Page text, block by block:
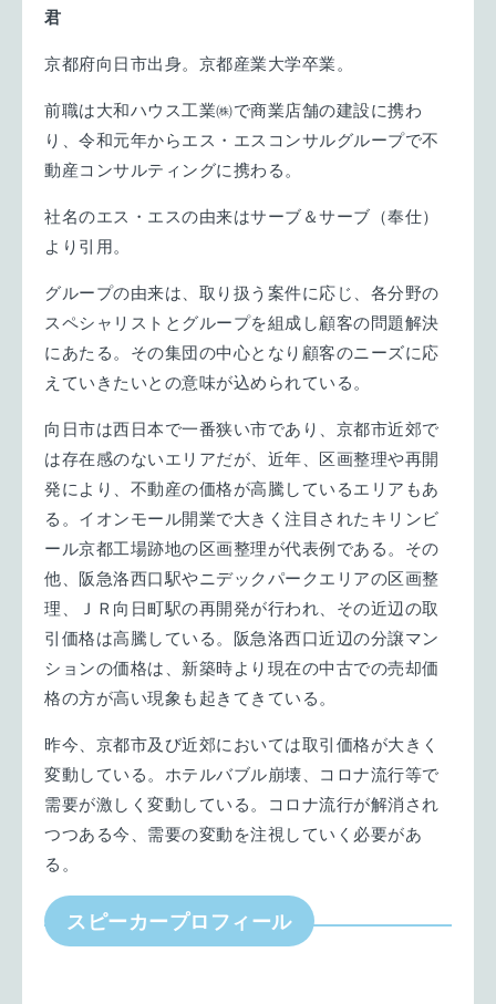
君
京都府向日市出身。京都産業大学卒業。
前職は大和ハウス工業㈱で商業店舗の建設に携わ
り、令和元年からエス・エスコンサルグループで不
動産コンサルティングに携わる。
社名のエス・エスの由来はサーブ＆サーブ（奉仕）
より引用。
グループの由来は、取り扱う案件に応じ、各分野の
スペシャリストとグループを組成し顧客の問題解決
にあたる。その集団の中心となり顧客のニーズに応
えていきたいとの意味が込められている。
向日市は西日本で一番狭い市であり、京都市近郊で
は存在感のないエリアだが、近年、区画整理や再開
発により、不動産の価格が高騰しているエリアもあ
る。イオンモール開業で大きく注目されたキリンビ
ール京都工場跡地の区画整理が代表例である。その
他、阪急洛西口駅やニデックパークエリアの区画整
理、ＪＲ向日町駅の再開発が行われ、その近辺の取
引価格は高騰している。阪急洛西口近辺の分譲マン
ションの価格は、新築時より現在の中古での売却価
格の方が高い現象も起きてきている。
昨今、京都市及び近郊においては取引価格が大きく
変動している。ホテルバブル崩壊、コロナ流行等で
需要が激しく変動している。コロナ流行が解消され
つつある今、需要の変動を注視していく必要があ
る。
スピーカープロフィール